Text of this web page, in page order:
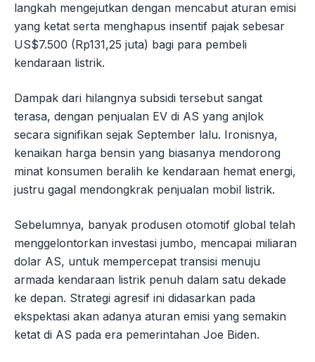
langkah mengejutkan dengan mencabut aturan emisi
yang ketat serta menghapus insentif pajak sebesar
US$7.500 (Rp131,25 juta) bagi para pembeli
kendaraan listrik.
Dampak dari hilangnya subsidi tersebut sangat
terasa, dengan penjualan EV di AS yang anjlok
secara signifikan sejak September lalu. Ironisnya,
kenaikan harga bensin yang biasanya mendorong
minat konsumen beralih ke kendaraan hemat energi,
justru gagal mendongkrak penjualan mobil listrik.
Sebelumnya, banyak produsen otomotif global telah
menggelontorkan investasi jumbo, mencapai miliaran
dolar AS, untuk mempercepat transisi menuju
armada kendaraan listrik penuh dalam satu dekade
ke depan. Strategi agresif ini didasarkan pada
ekspektasi akan adanya aturan emisi yang semakin
ketat di AS pada era pemerintahan Joe Biden.